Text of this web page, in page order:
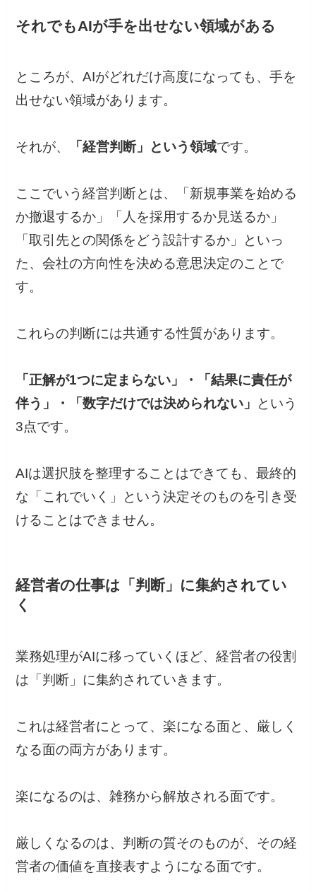
それでもAIが手を出せない領域がある
ところが、AIがどれだけ高度になっても、手を
出せない領域があります。
それが、 「経営判断」という領域です。
ここでいう経営判断とは、「新規事業を始める
か撤退するか」「人を採用するか見送るか」
「取引先との関係をどう設計するか」といっ
た、会社の方向性を決める意思決定のことで
す。
これらの判断には共通する性質があります。
「正解が1つに定まらない」・「結果に責任が
伴う」・「数字だけでは決められない」
という
3点です。
AIは選択肢を整理することはできても、最終的
な「これでいく」という決定そのものを引き受
けることはできません。
経営者の仕事は「判断」に集約されてい
く
業務処理がAIに移っていくほど、経営者の役割
は「判断」に集約されていきます。
これは経営者にとって、楽になる面と、厳しく
なる面の両方があります。
楽になるのは、雑務から解放される面です。
厳しくなるのは、判断の質そのものが、その経
営者の価値を直接表すようになる面です。